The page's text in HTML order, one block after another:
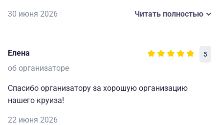
работающие наушники для экскурсий и т. д. Мелочи,
капитану и всему составу за прекрасно
организованный отдых.🥰
30 июня 2026 Читать полностью
Елена 5
об организаторе
Спасибо организатору за хорошую организацию
нашего круиза!
22 июня 2026